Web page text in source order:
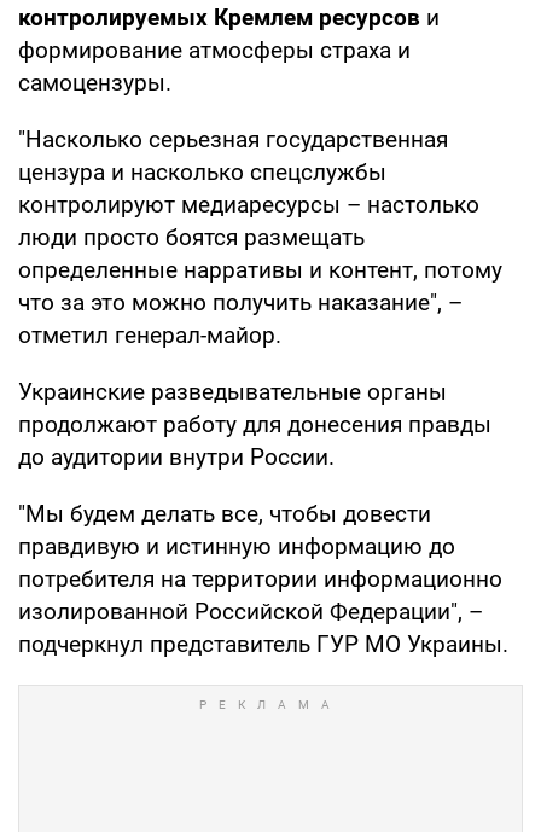
контролируемых Кремлем ресурсов и
формирование атмосферы страха и
самоцензуры.
"Насколько серьезная государственная
цензура и насколько спецслужбы
контролируют медиаресурсы – настолько
люди просто боятся размещать
определенные нарративы и контент, потому
что за это можно получить наказание", –
отметил генерал-майор.
Украинские разведывательные органы
продолжают работу для донесения правды
до аудитории внутри России.
"Мы будем делать все, чтобы довести
правдивую и истинную информацию до
потребителя на территории информационно
изолированной Российской Федерации", –
подчеркнул представитель ГУР МО Украины.